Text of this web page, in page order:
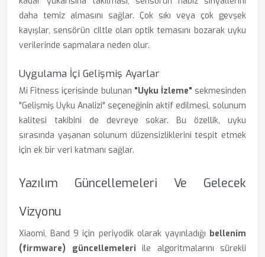
daha temiz almasını sağlar. Çok sıkı veya çok gevşek
kayışlar, sensörün ciltle olan optik temasını bozarak uyku
verilerinde sapmalara neden olur.
Uygulama İçi Gelişmiş Ayarlar
Mi Fitness içerisinde bulunan "Uyku İzleme" sekmesinden
"Gelişmiş Uyku Analizi" seçeneğinin aktif edilmesi, solunum
kalitesi takibini de devreye sokar. Bu özellik, uyku
sırasında yaşanan solunum düzensizliklerini tespit etmek
için ek bir veri katmanı sağlar.
Yazılım Güncellemeleri Ve Gelecek
Vizyonu
Xiaomi, Band 9 için periyodik olarak yayınladığı bellenim
(firmware) güncellemeleri ile algoritmalarını sürekli